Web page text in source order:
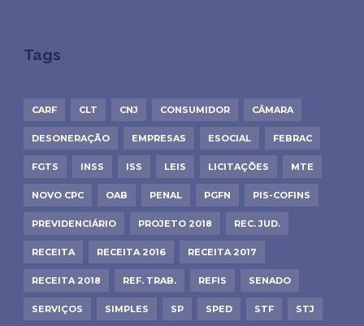
Tags
CARF CLT CNJ CONSUMIDOR CÂMARA
DESONERAÇÃO EMPRESAS ESOCIAL FEBRAC
FGTS INSS ISS LEIS LICITAÇÕES MTE
NOVO CPC OAB PENAL PGFN PIS-COFINS
PREVIDENCIÁRIO PROJETO 2018 REC. JUD.
RECEITA RECEITA 2016 RECEITA 2017
RECEITA 2018 REF. TRAB. REFIS SENADO
SERVIÇOS SIMPLES SP SPED STF STJ